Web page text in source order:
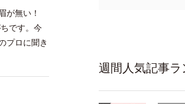
が無い！
です。今
プロに聞き
週間人気記事